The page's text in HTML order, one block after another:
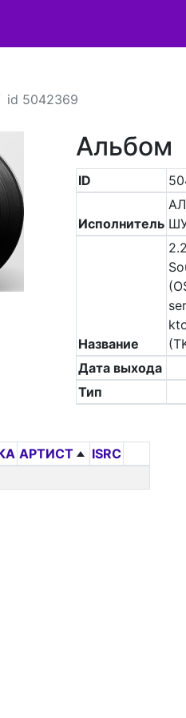
id 5042369
Альбом
ID
Исполнитель
Название
Дата выхода
Тип
АРТИСТ
ISRC